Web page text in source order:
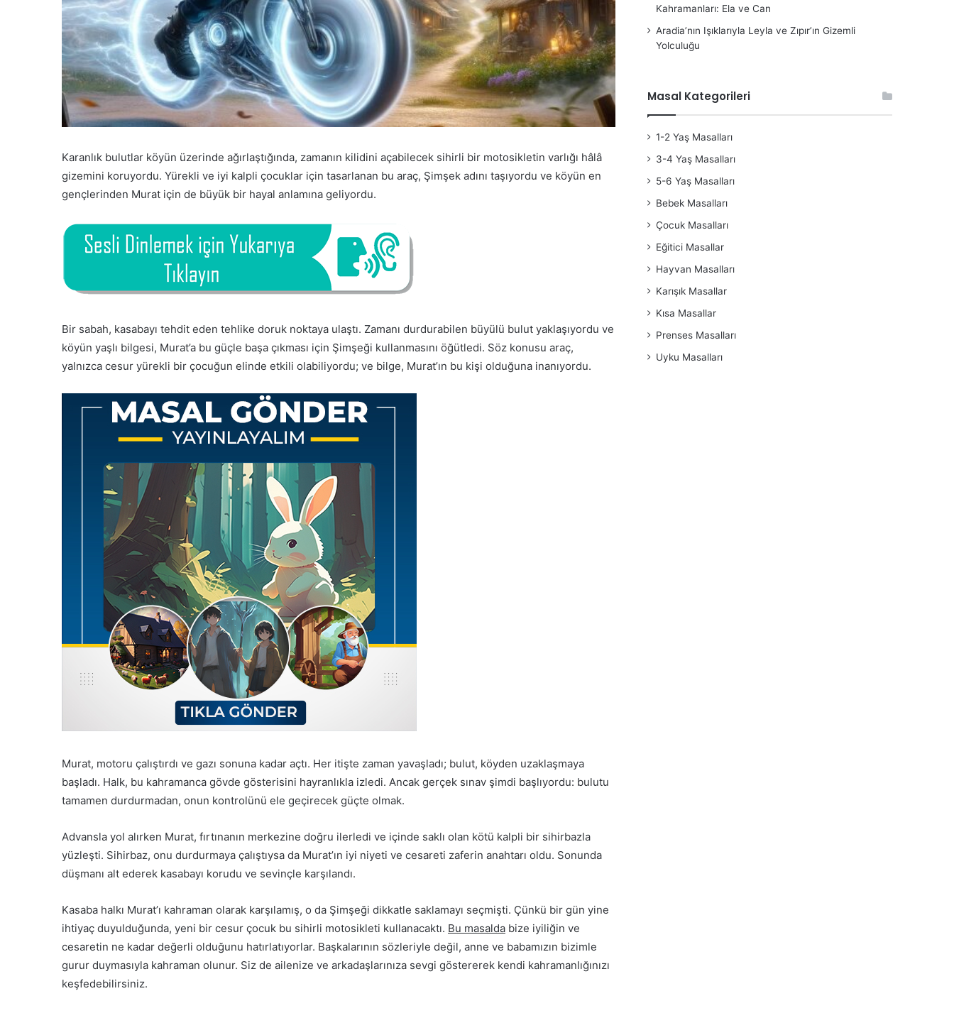
Karanlık bulutlar köyün üzerinde ağırlaştığında, zamanın kilidini açabilecek sihirli bir motosikletin varlığı hâlâ
gizemini koruyordu. Yürekli ve iyi kalpli çocuklar için tasarlanan bu araç, Şimşek adını taşıyordu ve köyün en
gençlerinden Murat için de büyük bir hayal anlamına geliyordu.
Bir sabah, kasabayı tehdit eden tehlike doruk noktaya ulaştı. Zamanı durdurabilen büyülü bulut yaklaşıyordu ve
köyün yaşlı bilgesi, Murat’a bu güçle başa çıkması için Şimşeği kullanmasını öğütledi. Söz konusu araç,
yalnızca cesur yürekli bir çocuğun elinde etkili olabiliyordu; ve bilge, Murat’ın bu kişi olduğuna inanıyordu.
Murat, motoru çalıştırdı ve gazı sonuna kadar açtı. Her itişte zaman yavaşladı; bulut, köyden uzaklaşmaya
başladı. Halk, bu kahramanca gövde gösterisini hayranlıkla izledi. Ancak gerçek sınav şimdi başlıyordu: bulutu
tamamen durdurmadan, onun kontrolünü ele geçirecek güçte olmak.
Advansla yol alırken Murat, fırtınanın merkezine doğru ilerledi ve içinde saklı olan kötü kalpli bir sihirbazla
yüzleşti. Sihirbaz, onu durdurmaya çalıştıysa da Murat’ın iyi niyeti ve cesareti zaferin anahtarı oldu. Sonunda
düşmanı alt ederek kasabayı korudu ve sevinçle karşılandı.
Kasaba halkı Murat’ı kahraman olarak karşılamış, o da Şimşeği dikkatle saklamayı seçmişti. Çünkü bir gün yine
ihtiyaç duyulduğunda, yeni bir cesur çocuk bu sihirli motosikleti kullanacaktı. Bu masalda bize iyiliğin ve
cesaretin ne kadar değerli olduğunu hatırlatıyorlar. Başkalarının sözleriyle değil, anne ve babamızın bizimle
gurur duymasıyla kahraman olunur. Siz de ailenize ve arkadaşlarınıza sevgi göstererek kendi kahramanlığınızı
keşfedebilirsiniz.
Kahramanları: Ela ve Can
Aradia’nın Işıklarıyla Leyla ve Zıpır’ın Gizemli
Yolculuğu
Masal Kategorileri
1-2 Yaş Masalları
3-4 Yaş Masalları
5-6 Yaş Masalları
Bebek Masalları
Çocuk Masalları
Eğitici Masallar
Hayvan Masalları
Karışık Masallar
Kısa Masallar
Prenses Masalları
Uyku Masalları